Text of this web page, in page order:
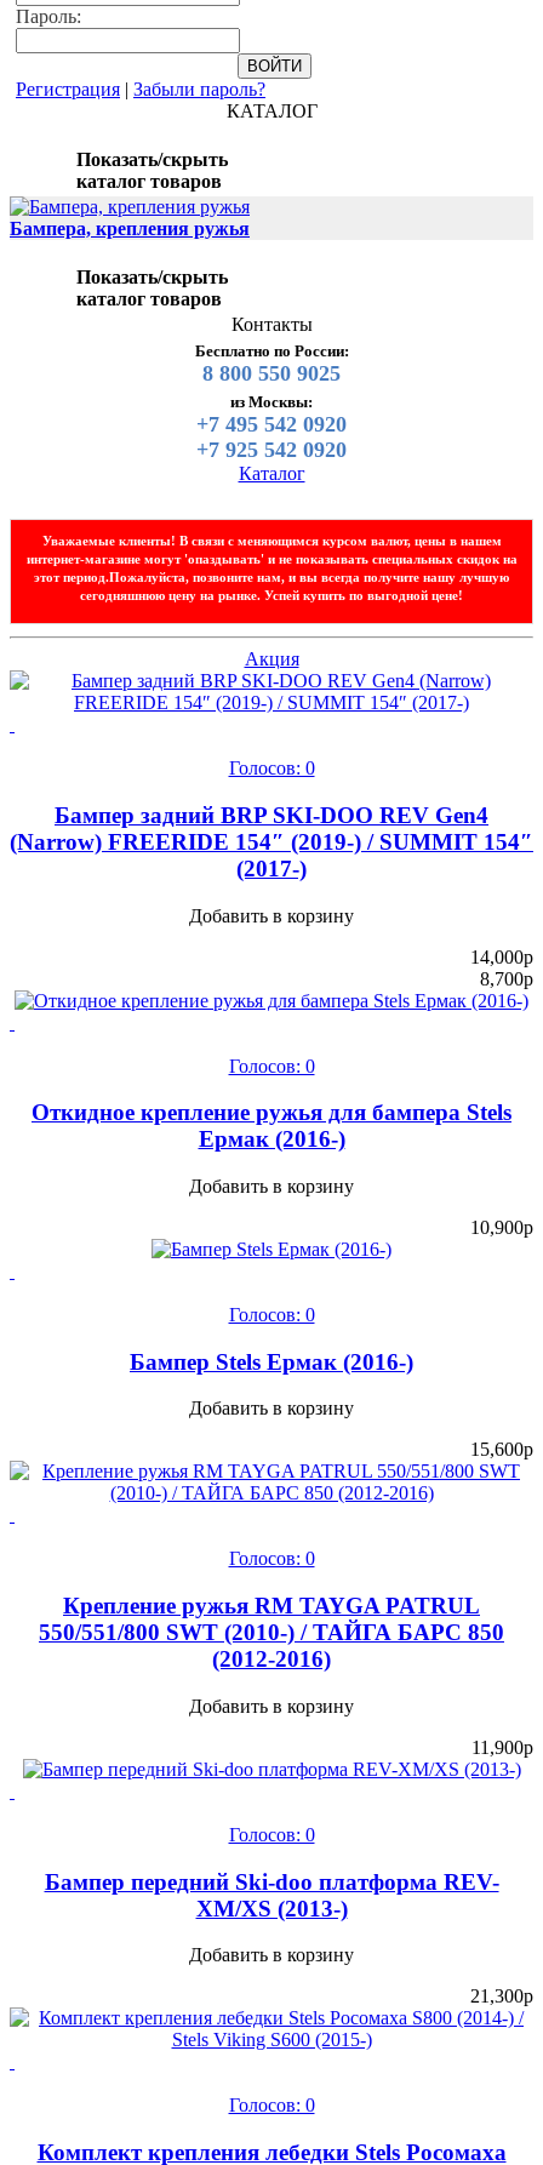
Пароль:
Регистрация | Забыли пароль?
КАТАЛОГ
Показать/скрыть
каталог товаров
Бампера, крепления ружья
Показать/скрыть
каталог товаров
Контакты
Бесплатно по России:
8 800 550 9025
из Москвы:
+7 495 542 0920
+7 925 542 0920
Каталог
Уважаемые клиенты! В связи с меняющимся курсом валют, цены в нашем
интернет-магазине могут 'опаздывать' и не показывать специальных скидок на
этот период.Пожалуйста, позвоните нам, и вы всегда получите нашу лучшую
сегодняшнюю цену на рынке. Успей купить по выгодной цене!
Акция
Голосов: 0
Бампер задний BRP SKI-DOO REV Gen4
(Narrow) FREERIDE 154″ (2019-) / SUMMIT 154″
(2017-)
Добавить в корзину
14,000p
8,700p
Голосов: 0
Откидное крепление ружья для бампера Stels
Ермак (2016-)
Добавить в корзину
10,900p
Голосов: 0
Бампер Stels Ермак (2016-)
Добавить в корзину
15,600p
Голосов: 0
Крепление ружья RM TAYGA PATRUL
550/551/800 SWT (2010-) / ТАЙГА БАРС 850
(2012-2016)
Добавить в корзину
11,900p
Голосов: 0
Бампер передний Ski-doo платформа REV-
XM/XS (2013-)
Добавить в корзину
21,300p
Голосов: 0
Комплект крепления лебедки Stels Росомаха